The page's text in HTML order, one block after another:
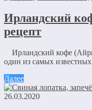
Ирландский
рецепт
Ирландский кофе
один из самых
Далее
26.03.2020